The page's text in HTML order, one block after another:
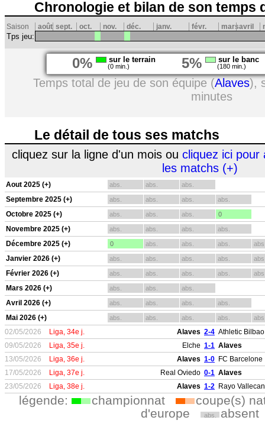
Chronologie et bilan de son temps
Saison août sept. oct. nov. déc. janv. févr. marsavril
Tps jeu:
0% sur le terrain
(0 min.) 5% sur le banc
(180 min.)
Temps total de jeu de son équipe (Alaves),
minutes
Le détail de tous ses matchs
cliquez sur la ligne d'un mois ou cliquez ici pour
les matchs (+)
Aout 2025 (+) abs. abs. abs.
Septembre 2025 (+) abs. abs. abs. abs.
Octobre 2025 (+) abs. abs. abs. 0
Novembre 2025 (+) abs. abs. abs. abs.
Décembre 2025 (+) 0 abs. abs. abs.
Janvier 2026 (+) abs. abs. abs. abs.
Février 2026 (+) abs. abs. abs. abs.
Mars 2026 (+) abs. abs. abs.
Avril 2026 (+) abs. abs. abs. abs.
Mai 2026 (+) abs. abs. abs. abs.
02/05/2026 Liga, 34e j. Alaves 2-4 Athletic Bilbao
09/05/2026
Liga, 35e j. Elche 1-1 Alaves
13/05/2026
Liga, 36e j. Alaves 1-0 FC Barcelone
17/05/2026
Liga, 37e j. Real Oviedo 0-1 Alaves
23/05/2026
Liga, 38e j. Alaves 1-2 Rayo
légende: championnat
coupe(s)
d'europe
abs. absent